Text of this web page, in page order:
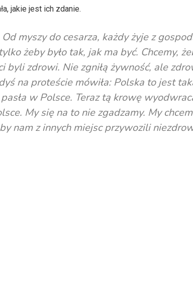
jakie jest ich zdanie.
myszy do cesarza, każdy żyje z
żeby było tak, jak ma być. Chcemy,
zdrowi. Nie zgniłą żywność, ale
na proteście mówiła: Polska to jest
w Polsce. Teraz tą krowę
My się na to nie zgadzamy. My
nam z innych miejsc przywozili